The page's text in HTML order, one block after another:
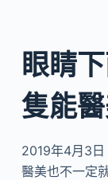
眼睛
隻能
2019年4月3日
醫美也不一定